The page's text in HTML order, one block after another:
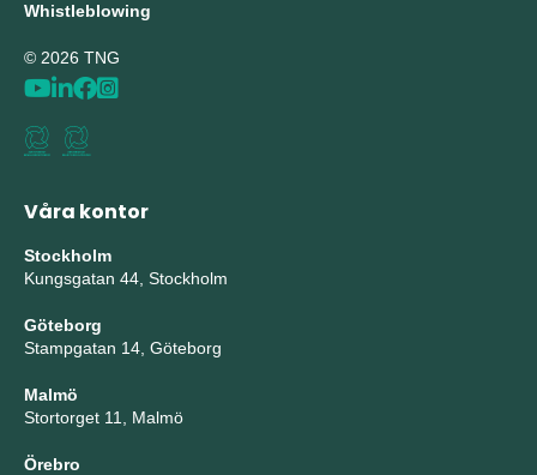
Whistleblowing
© 2026 TNG
Våra kontor
Stockholm
Kungsgatan 44, Stockholm
Göteborg
Stampgatan 14, Göteborg
Malmö
Stortorget 11, Malmö
Örebro